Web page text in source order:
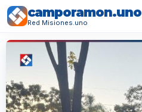
camporamon.uno
Red Misiones.uno